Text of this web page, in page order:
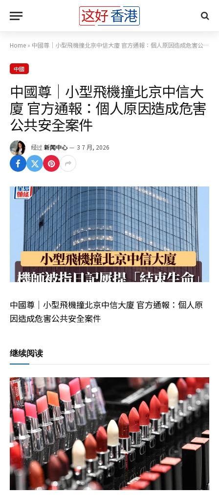
Home » 中國尊｜小型飛機撞北京中信大廈 官方通報：個人原因造成危害公共安全案件
中國
中國尊｜小型飛機撞北京中信大
廈 官方通報：個人原因造成危害
公共安全案件
经过 新闻中心 3 7 月, 2026
中國尊｜小型飛機撞北京中信大廈 官方通報：個人原
因造成危害公共安全案件
继续阅读